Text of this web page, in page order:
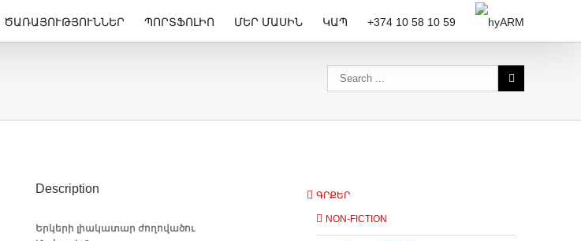
ԾԱՌԱՅՈՒԹՅՈՒՆՆԵՐ ՊՈՐՏՖՈԼԻՈ ՄԵՐ ՄԱՍԻՆ ԿԱՊ +374 10 58 10 59 ARM
Description
Երկերի լիակատար ժողովածու
ԳՐՔԵՐ
NON-FICTION